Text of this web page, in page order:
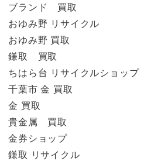
ブランド 買取
おゆみ野 リサイクル
おゆみ野 買取
鎌取 買取
ちはら台 リサイクルショップ
千葉市 金 買取
金 買取
貴金属 買取
金券ショップ
鎌取 リサイクル